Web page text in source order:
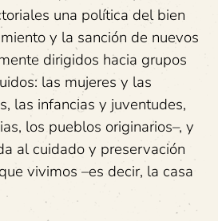
una política del bien
y la sanción de nuevos
dirigidos hacia grupos
las mujeres y las
las infancias y juventudes,
los pueblos originarios–, y
al cuidado y preservación
vivimos –es decir, la casa